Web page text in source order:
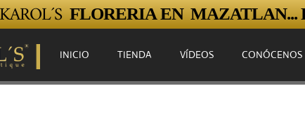
FLORERIA EN MAZATLAN...
INICIO TIENDA VÍDEOS CONÓCENOS